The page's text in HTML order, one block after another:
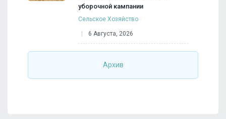
уборочной кампании
Сельское Хозяйство
6 Августа, 2026
Архив